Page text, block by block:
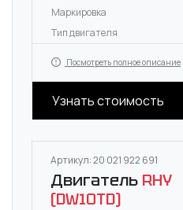
Маркировка
Тип двигателя
Посмотреть полное описание
Узнать стоимость
Артикул: 20 021 922 691
Двигатель RHY
(DW10TD)